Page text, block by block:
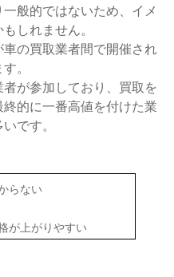
般的ではないため、イメ
しれません。
の買取業者間で開催され
。
が参加しており、買取を
的に一番高値を付けた業
です。
らない
が上がりやすい